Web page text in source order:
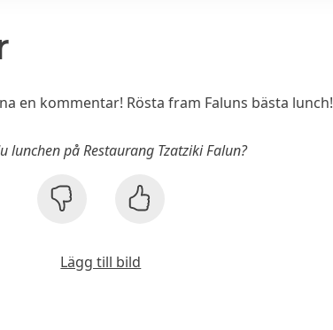
en kommentar! Rösta fram Faluns bästa lunch!
lunchen på Restaurang Tzatziki Falun?
Lägg till bild